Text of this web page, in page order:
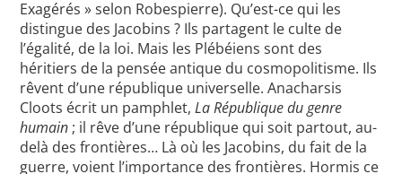
Exagérés » selon Robespierre). Qu’est-ce qui les
distingue des Jacobins ? Ils partagent le culte de
l’égalité, de la loi. Mais les Plébéiens sont des
héritiers de la pensée antique du cosmopolitisme. Ils
rêvent d’une république universelle. Anacharsis
Cloots écrit un pamphlet,La République du genre
humain ; il rêve d’une république qui soit partout, au-
delà des frontières… Là où les Jacobins, du fait de la
guerre, voient l’importance des frontières. Hormis ce